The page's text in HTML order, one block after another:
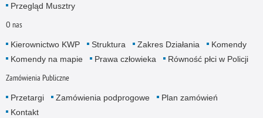
Przegląd Musztry
O nas
Kierownictwo KWP Struktura Zakres Działania
Komendy
Komendy na mapie
Prawa człowieka Równość płci w Policji
Zamówienia Publiczne
Przetargi Zamówienia podprogowe
Plan zamówień
Kontakt